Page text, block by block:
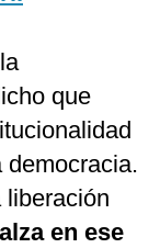
que
democracia.
liberación
en ese